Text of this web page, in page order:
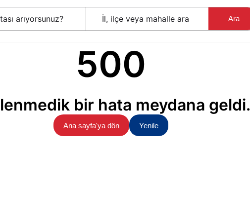
Ara
500
bir hata meydana geldi.
Ana sayfa'ya dön Yenile